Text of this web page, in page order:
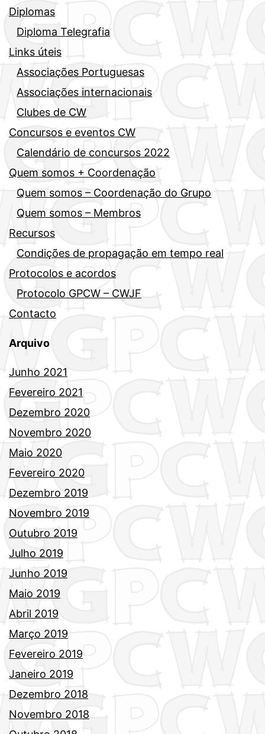
Diplomas
Diploma Telegrafia
Links úteis
Associações Portuguesas
Associações internacionais
Clubes de CW
Concursos e eventos CW
Calendário de concursos 2022
Quem somos + Coordenação
Quem somos – Coordenação do Grupo
Quem somos – Membros
Recursos
Condições de propagação em tempo real
Protocolos e acordos
Protocolo GPCW – CWJF
Contacto
Arquivo
Junho 2021
Fevereiro 2021
Dezembro 2020
Novembro 2020
Maio 2020
Fevereiro 2020
Dezembro 2019
Novembro 2019
Outubro 2019
Julho 2019
Junho 2019
Maio 2019
Abril 2019
Março 2019
Fevereiro 2019
Janeiro 2019
Dezembro 2018
Novembro 2018